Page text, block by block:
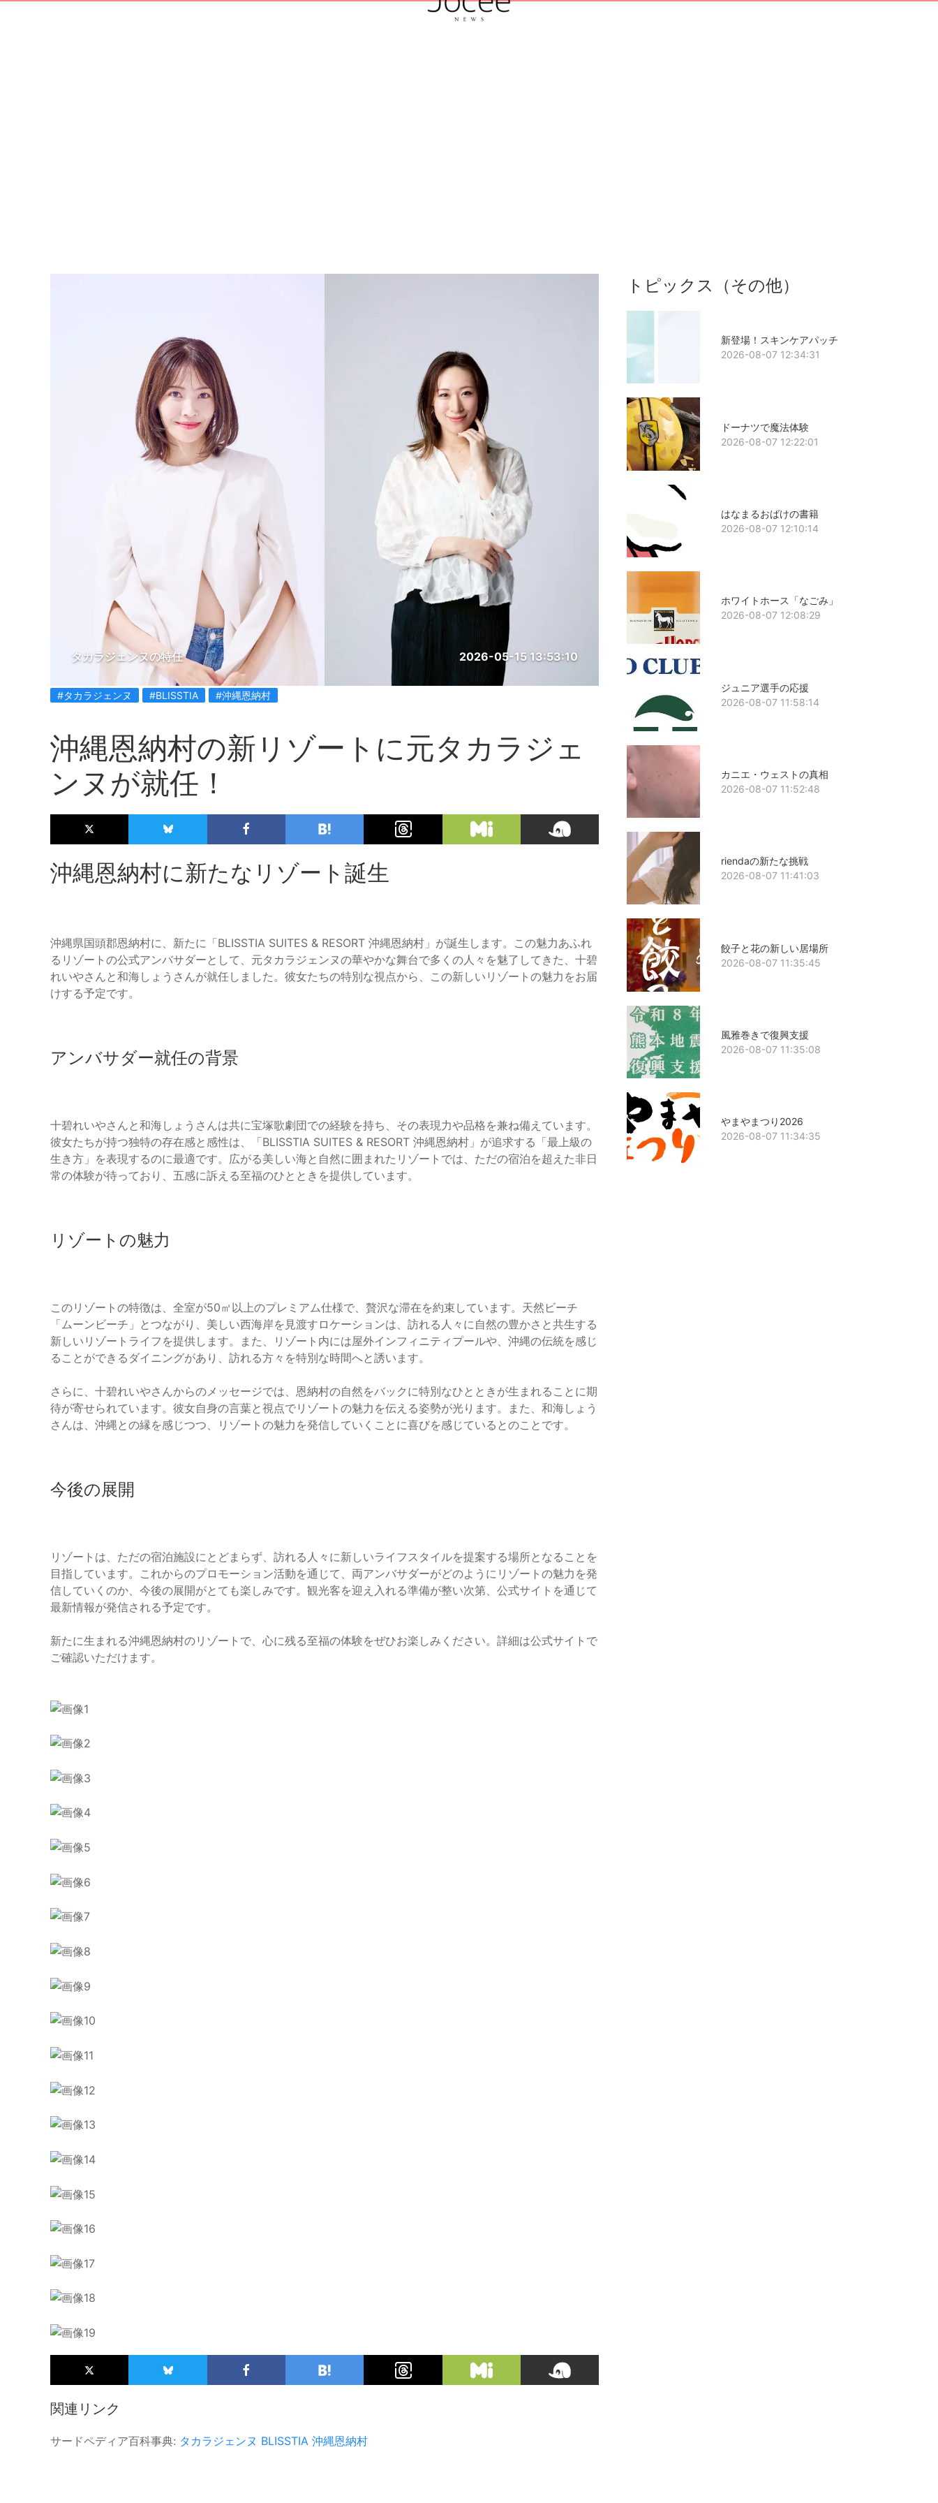
タカラジェンヌの特任 2026-05-15 13:53:10
#タカラジェンヌ #BLISSTIA #沖縄恩納村
沖縄恩納村の新リゾートに元タカラジェ
ンヌが就任！
沖縄恩納村に新たなリゾート誕生
沖縄県国頭郡恩納村に、新たに「BLISSTIA SUITES & RESORT 沖縄恩納村」が誕生します。この魅力あふれ
るリゾートの公式アンバサダーとして、元タカラジェンヌの華やかな舞台で多くの人々を魅了してきた、十碧
れいやさんと和海しょうさんが就任しました。彼女たちの特別な視点から、この新しいリゾートの魅力をお届
けする予定です。
アンバサダー就任の背景
十碧れいやさんと和海しょうさんは共に宝塚歌劇団での経験を持ち、その表現力や品格を兼ね備えています。
彼女たちが持つ独特の存在感と感性は、「BLISSTIA SUITES & RESORT 沖縄恩納村」が追求する「最上級の
生き方」を表現するのに最適です。広がる美しい海と自然に囲まれたリゾートでは、ただの宿泊を超えた非日
常の体験が待っており、五感に訴える至福のひとときを提供しています。
リゾートの魅力
このリゾートの特徴は、全室が50㎡以上のプレミアム仕様で、贅沢な滞在を約束しています。天然ビーチ
「ムーンビーチ」とつながり、美しい西海岸を見渡すロケーションは、訪れる人々に自然の豊かさと共生する
新しいリゾートライフを提供します。また、リゾート内には屋外インフィニティプールや、沖縄の伝統を感じ
ることができるダイニングがあり、訪れる方々を特別な時間へと誘います。
さらに、十碧れいやさんからのメッセージでは、恩納村の自然をバックに特別なひとときが生まれることに期
待が寄せられています。彼女自身の言葉と視点でリゾートの魅力を伝える姿勢が光ります。また、和海しょう
さんは、沖縄との縁を感じつつ、リゾートの魅力を発信していくことに喜びを感じているとのことです。
今後の展開
リゾートは、ただの宿泊施設にとどまらず、訪れる人々に新しいライフスタイルを提案する場所となることを
目指しています。これからのプロモーション活動を通じて、両アンバサダーがどのようにリゾートの魅力を発
信していくのか、今後の展開がとても楽しみです。観光客を迎え入れる準備が整い次第、公式サイトを通じて
最新情報が発信される予定です。
新たに生まれる沖縄恩納村のリゾートで、心に残る至福の体験をぜひお楽しみください。詳細は公式サイトで
ご確認いただけます。
関連リンク
サードペディア百科事典: タカラジェンヌ BLISSTIA 沖縄恩納村
トピックス（その他）
新登場！スキンケアパッチ
2026-08-07 12:34:31
ドーナツで魔法体験
2026-08-07 12:22:01
はなまるおばけの書籍
2026-08-07 12:10:14
ホワイトホース「なごみ」
2026-08-07 12:08:29
ジュニア選手の応援
2026-08-07 11:58:14
カニエ・ウェストの真相
2026-08-07 11:52:48
riendaの新たな挑戦
2026-08-07 11:41:03
餃子と花の新しい居場所
2026-08-07 11:35:45
風雅巻きで復興支援
2026-08-07 11:35:08
やまやまつり2026
2026-08-07 11:34:35